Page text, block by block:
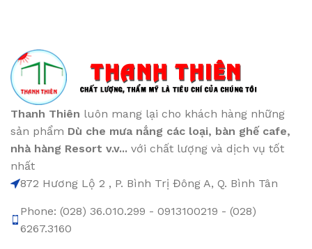
Thanh Thiên luôn mang lại cho khách hàng những
sản phẩm Dù che mưa nắng các loại, bàn ghế cafe,
nhà hàng Resort v.v... với chất lượng và dịch vụ tốt
nhất
872 Hương Lộ 2 , P. Bình Trị Đông A, Q. Bình Tân
Phone: (028) 36.010.299 - 0913100219 - (028)
6267.3160